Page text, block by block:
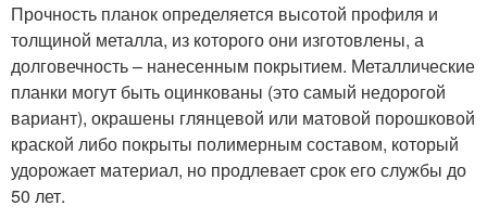
Прочность планок определяется высотой профиля и
толщиной металла, из которого они изготовлены, а
долговечность – нанесенным покрытием. Металлические
планки могут быть оцинкованы (это самый недорогой
вариант), окрашены глянцевой или матовой порошковой
краской либо покрыты полимерным составом, который
удорожает материал, но продлевает срок его службы до
50 лет.